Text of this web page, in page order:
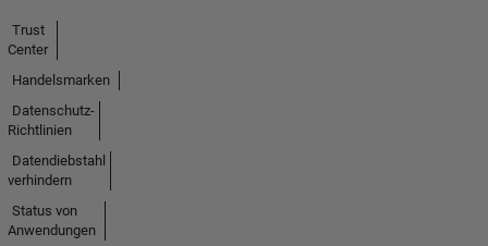
Trust
Center
Handelsmarken
Datenschutz-
Richtlinien
Datendiebstahl
verhindern
Status von
Anwendungen